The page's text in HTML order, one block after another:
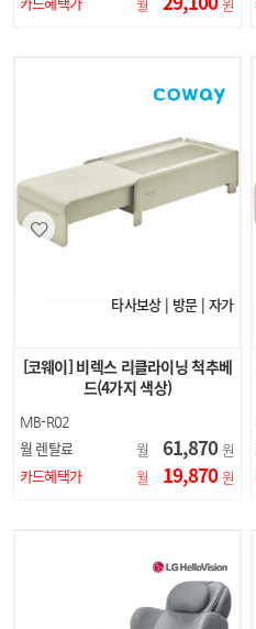
타사보상 | 방문 | 자가
[코웨이] 비렉스 리클라이닝 척추베
드(4가지 색상)
MB-R02
월 렌탈료 월 61,870 원
카드혜택가
월 19,870 원